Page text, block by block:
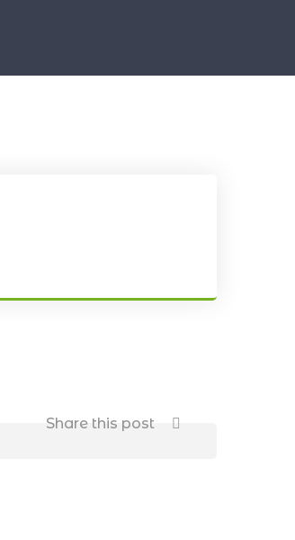
Share this post